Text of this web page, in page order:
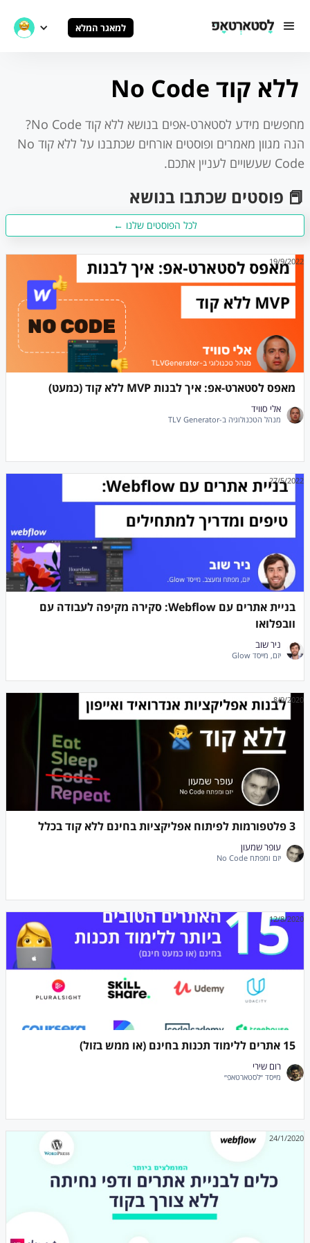
למאגר המלא
ללא קוד No Code
מחפשים מידע לסטארט-אפים בנושא ללא קוד No Code
?
הנה מגוון מאמרים ופוסטים אורחים שכתבנו על
ללא קוד No
Code שעשויים לעניין אתכם.
📕 פוסטים שכתבו בנושא
לכל הפוסטים שלנו ←
מאפס לסטארט-אפ: איך לבנות MVP ללא קוד (כמעט)
אלי סוויד
מנהל הטכנולוגיה ב-TLV Generator
19/9/2022
בניית אתרים עם Webflow: סקירה מקיפה לעבודה עם
וובפלואו
ניר שוב
יזם, מייסד Glow
27/5/2022
3 פלטפורמות לפיתוח אפליקציות בחינם ללא קוד בכלל
עופר שמעון
יזם ומפתח No Code
8/9/2020
15 אתרים ללימוד תכנות בחינם (או ממש בזול)
רום שירי
מייסד ״לסטארטאפ״
12/8/2020
24/1/2020